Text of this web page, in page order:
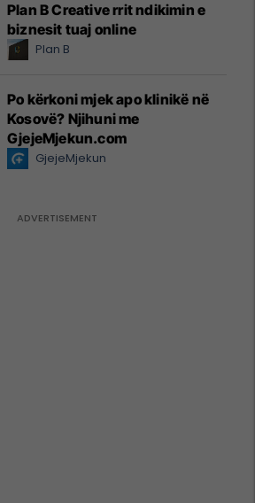
Plan B Creative rrit ndikimin e
biznesit tuaj online
Plan B
Po kërkoni mjek apo klinikë në
Kosovë? Njihuni me
GjejeMjekun.com
GjejeMjekun